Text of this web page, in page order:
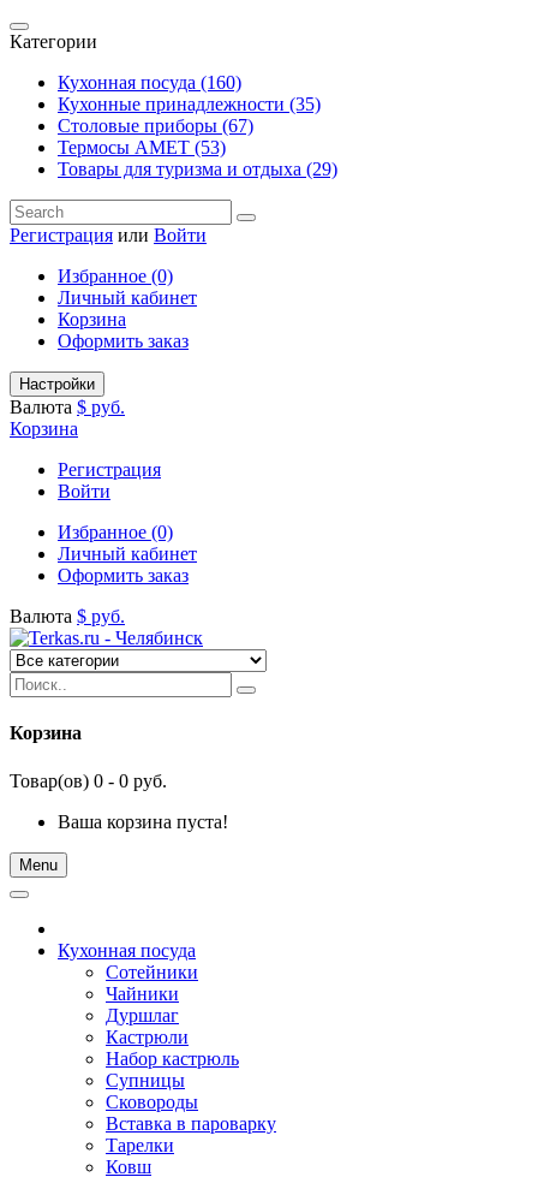
Категории
Кухонная посуда (160)
Кухонные принадлежности (35)
Столовые приборы (67)
Термосы АМЕТ (53)
Товары для туризма и отдыха (29)
Регистрация или Войти
Избранное (0)
Личный кабинет
Корзина
Оформить заказ
Настройки
Валюта $ руб.
Корзина
Регистрация
Войти
Избранное (0)
Личный кабинет
Оформить заказ
Валюта $ руб.
Корзина
Товар(ов) 0 - 0 руб.
Ваша корзина пуста!
Menu
Кухонная посуда
Сотейники
Чайники
Дуршлаг
Кастрюли
Набор кастрюль
Супницы
Сковороды
Вставка в пароварку
Тарелки
Ковш